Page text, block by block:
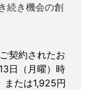
続き機会の創
契約されたお
日（月曜）時
または1,925円